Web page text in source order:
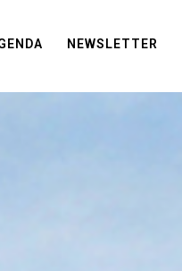
NEWSLETTER